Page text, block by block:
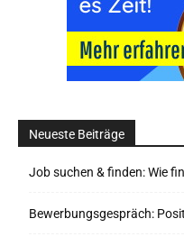
Neueste Beiträge
Job suchen & finden: Wie
Bewerbungsgespräch: